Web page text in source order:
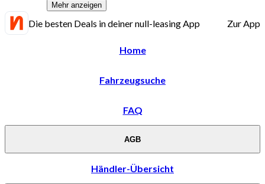
Mehr anzeigen
Die besten Deals in deiner null-leasing App Zur App
Home
Fahrzeugsuche
FAQ
AGB
Händler-Übersicht